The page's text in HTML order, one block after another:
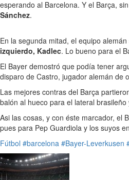
esperando al Barcelona. Y el Barça,
Sánchez.
En la segunda mitad, el equipo
izquierdo, Kadlec. Lo bueno para el
El Bayer demostró que podía tener
disparo de Castro, jugador alemán de
Las mejores contras del Barça
balón al hueco para el lateral
Asi las cosas, y con éste marcador, el
pues para Pep Guardiola y los suyos
Fútbol #barcelona #Bayer-Leverkusen